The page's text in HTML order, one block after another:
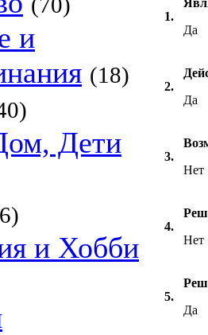
и
(18)
Дети
и Хобби
1.
Да
2.
Да
3.
Нет
4.
Нет
5.
Да